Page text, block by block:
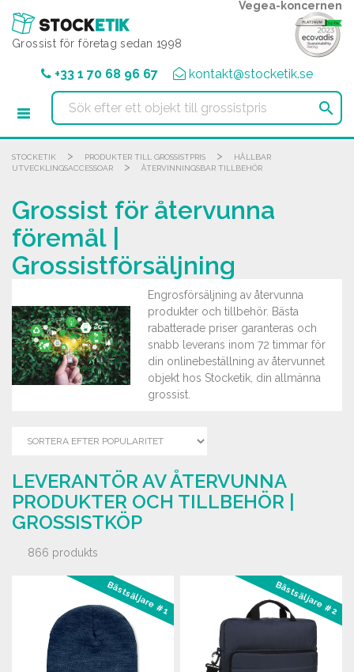
Grossist för företag sedan 1998
Vegea-koncernen
+33 1 70 68 96 67 kontakt@stocketik.se

STOCKETIK > PRODUKTER TILL GROSSISTPRIS >
HÅLLBAR
UTVECKLINGSACCESSOAR
> ÅTERVINNINGSBAR TILLBEHÖR
Grossist för återvunna
föremål |
Grossistförsäljning
Engrosförsäljning av återvunna
produkter och tillbehör. Bästa
rabatterade priser garanteras och
snabb leverans inom 72 timmar för
din onlinebeställning av återvunnet
objekt hos Stocketik, din allmänna
grossist.
LEVERANTÖR AV ÅTERVUNNA
PRODUKTER OCH TILLBEHÖR |
GROSSISTKÖP
866 produkts
Bästsäljare #1 Bästsäljare #2